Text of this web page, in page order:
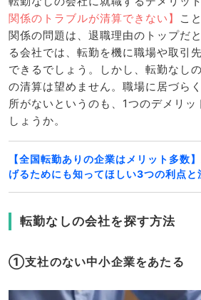
関係のトラブルが清算できない】
こ
関係の問題は、退職理由のトップだ
る会社では、転勤を機に職場や取引
できるでしょう。しかし、転勤なし
の清算は望めません。職場に居づら
所がないというのも、1つのデメリ
しょうか。
【全国転勤ありの企業はメリット多数
げるためにも知ってほしい3つの利点と
転勤なしの会社を探す方法
①支社のない中小企業をあたる